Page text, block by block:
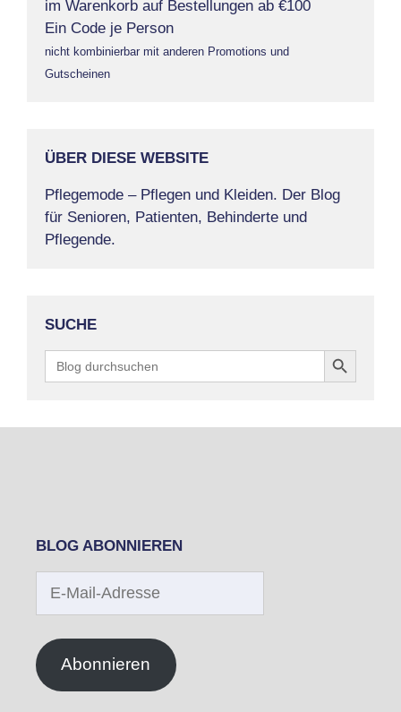
im Warenkorb auf Bestellungen ab €100
Ein Code je Person
nicht kombinierbar mit anderen Promotions und
Gutscheinen
ÜBER DIESE WEBSITE
Pflegemode – Pflegen und Kleiden. Der Blog
für Senioren, Patienten, Behinderte und
Pflegende.
SUCHE
for:
Search Button
BLOG ABONNIEREN
Abonnieren